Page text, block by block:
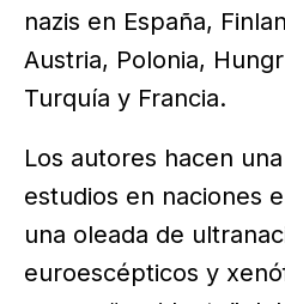
nazis en España,
Austria, Polonia,
Turquía y Francia.
Los autores hacen
estudios en naciones
una oleada de
euroescépticos y